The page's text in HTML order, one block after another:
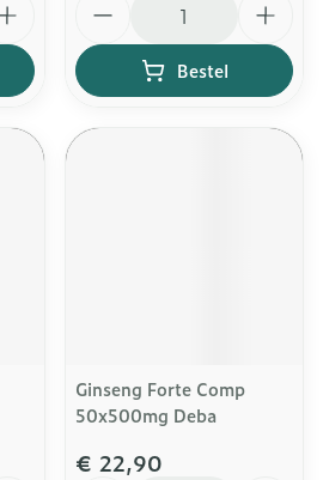
Bestel
Ginseng Forte Comp
50x500mg Deba
€ 22,90